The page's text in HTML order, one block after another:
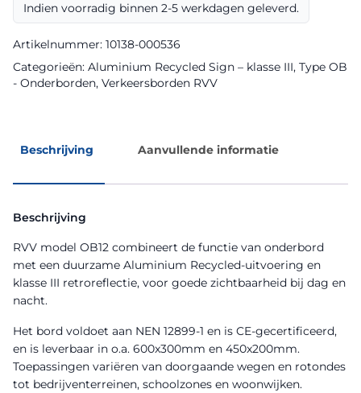
Sign
aantal
Indien voorradig binnen 2-5 werkdagen geleverd.
Artikelnummer: 10138-000536
Categorieën: Aluminium Recycled Sign – klasse III, Type OB
- Onderborden, Verkeersborden RVV
Beschrijving Aanvullende informatie
Beschrijving
RVV model OB12 combineert de functie van onderbord
met een duurzame Aluminium Recycled-uitvoering en
klasse III retroreflectie, voor goede zichtbaarheid bij dag en
nacht.
Het bord voldoet aan NEN 12899-1 en is CE-gecertificeerd,
en is leverbaar in o.a. 600x300mm en 450x200mm.
Toepassingen variëren van doorgaande wegen en rotondes
tot bedrijventerreinen, schoolzones en woonwijken.